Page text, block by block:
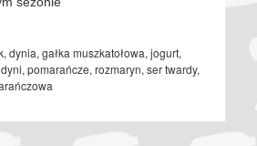
, dynia, gałka muszkatołowa, jogurt,
, pomarańcze, rozmaryn, ser twardy,